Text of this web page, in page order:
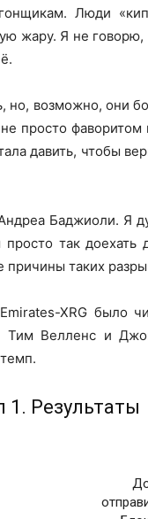
Люди
жару. Я не
но, возможно, они
просто фаворитом
давить, чтобы
Баджиоли. Я
так
причины таких
XRG было
Тим Велленс и
1. Результаты